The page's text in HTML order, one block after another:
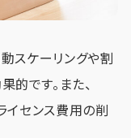
スケーリングや割
的です。また、
イセンス費用の削